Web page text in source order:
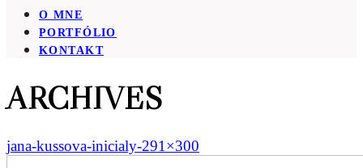
O MNE
PORTFÓLIO
KONTAKT
ARCHIVES
jana-kussova-inicialy-291×300